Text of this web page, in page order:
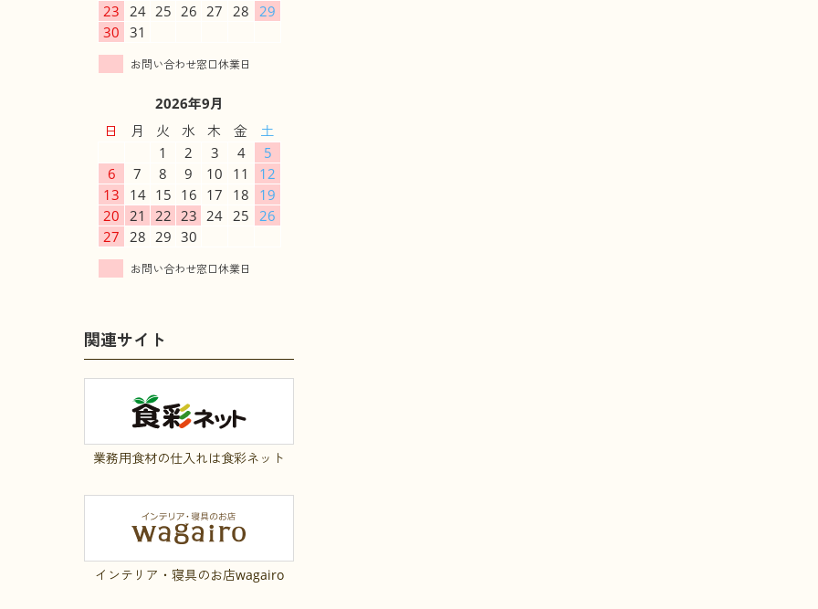
23
24 25 26 27 28
29
30 31
2026年9月
日
月 火 水 木 金
土
1
2 3 4
5
6
7 8 9 10 11
12
13
14 15 16 17 18
19
20
21 22 23 24 25
26
27
28 29 30
関連サイト
業務用食材の仕入れは食彩ネット
インテリア・寝具のお店wagairo